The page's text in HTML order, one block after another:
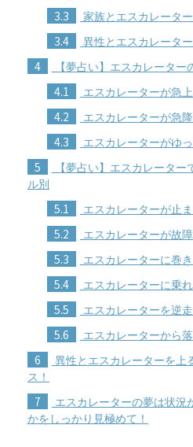
3.3 家族とエスカレータ
3.4 異性とエスカレータ
4 【夢占い】エスカレーター
4.1 エスカレーターが急
4.2 エスカレーターが急
4.3 エスカレーターがゆ
5
【夢占い】エスカレータ
ル別
5.1 エスカレーターが止
5.2 エスカレーターが故
5.3 エスカレーターに巻
5.4 エスカレーターに乗
5.5 エスカレーターを逆
5.6 エスカレーターから
6
異性とエスカレーターを上
ス！
7
エスカレーターの夢は状況
かをしっかり見極めて！